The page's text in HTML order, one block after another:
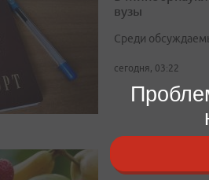
вузы
Среди
сегодня, 03:22
Как выбрать